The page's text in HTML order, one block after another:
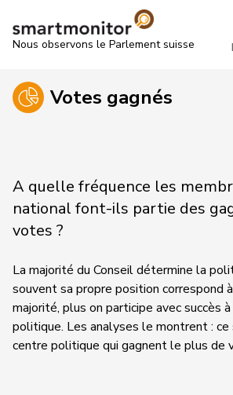
Nous observons le Parlement suisse
Votes gagnés
A quelle fréquence les
national font-ils partie des
votes ?
La majorité du Conseil détermine la
souvent sa propre position correspond
majorité, plus on participe avec succès
politique. Les analyses le montrent :
centre politique qui gagnent le plus de